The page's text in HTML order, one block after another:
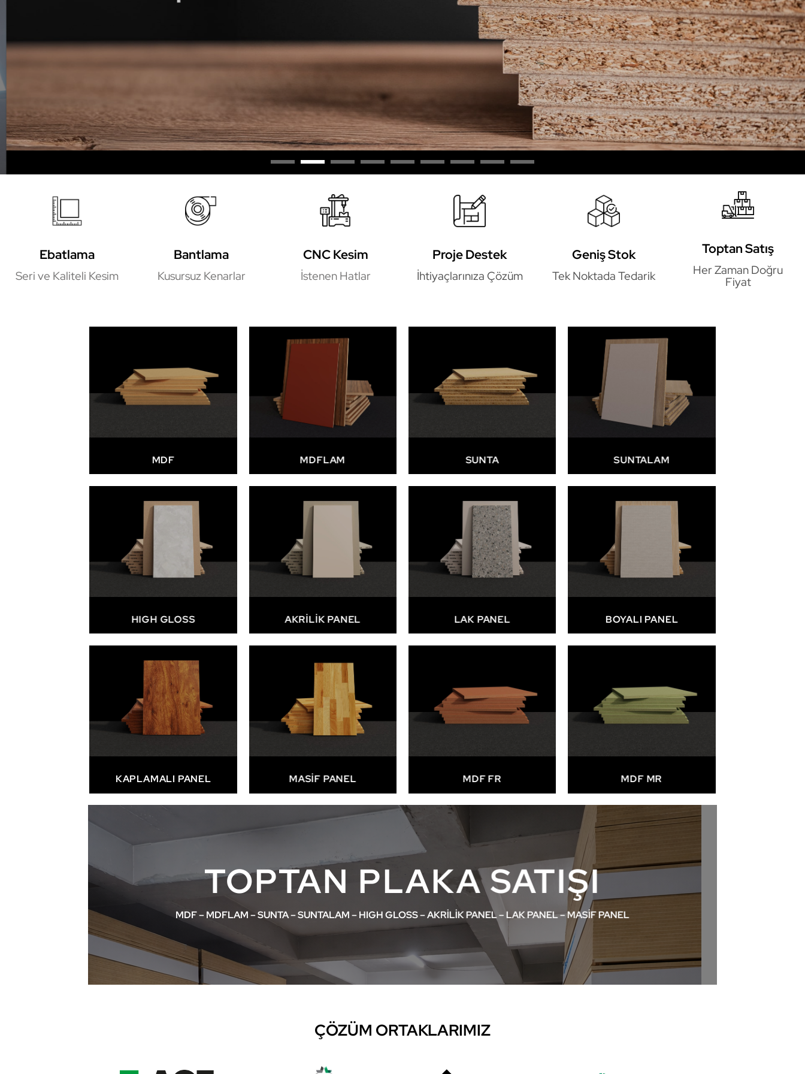
Ebatlama
Seri ve Kaliteli Kesim
Bantlama
Kusursuz Kenarlar
CNC Kesim
İstenen Hatlar
Proje Destek
İhtiyaçlarınıza Çözüm
Geniş Stok
Tek Noktada Tedarik
Toptan Satış
Her Zaman Doğru
Fiyat
MDF MDFLAM SUNTA SUNTALAM
HIGH GLOSS AKRİLİK PANEL LAK PANEL BOYALI PANEL
KAPLAMALI PANEL MASİF PANEL MDF FR MDF MR
TOPTAN PLAKA SATIŞI
MDF – MDFLAM – SUNTA – SUNTALAM – HIGH GLOSS – AKRİLİK PANEL – LAK PANEL – MASİF PANEL
ÇÖZÜM ORTAKLARIMIZ